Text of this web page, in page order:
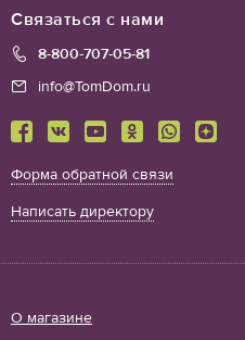
Связаться с нами
8-800-707-05-81
info@TomDom.ru
Форма обратной связи
Написать директору
О магазине